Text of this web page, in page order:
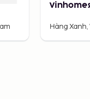
Hàng